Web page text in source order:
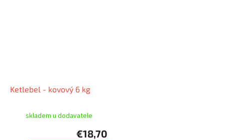
Ketlebel - kovový 6 kg
skladem u dodavatele
€18,70